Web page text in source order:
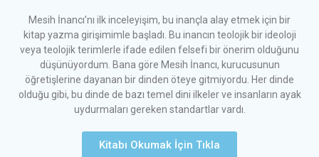
Mesih İnancı’nı ilk inceleyişim, bu inançla alay etmek için bir
kitap yazma girişimimle başladı. Bu inancın teolojik bir ideoloji
veya teolojik terimlerle ifade edilen felsefi bir önerim olduğunu
düşünüyordum. Bana göre Mesih İnancı, kurucusunun
öğretişlerine dayanan bir dinden öteye gitmiyordu. Her dinde
olduğu gibi, bu dinde de bazı temel dini ilkeler ve insanların ayak
uydurmaları gereken standartlar vardı.
Kitabı Okumak İçin Tıkla